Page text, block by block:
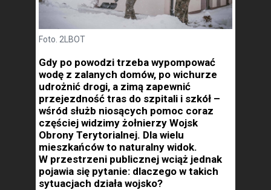
Foto. 2LBOT
Gdy po powodzi trzeba wypompować
wodę z zalanych domów, po wichurze
udrożnić drogi, a zimą zapewnić
przejezdność tras do szpitali i szkół –
wśród służb niosących pomoc coraz
częściej widzimy żołnierzy Wojsk
Obrony Terytorialnej. Dla wielu
mieszkańców to naturalny widok.
W przestrzeni publicznej wciąż jednak
pojawia się pytanie: dlaczego w takich
sytuacjach działa wojsko?